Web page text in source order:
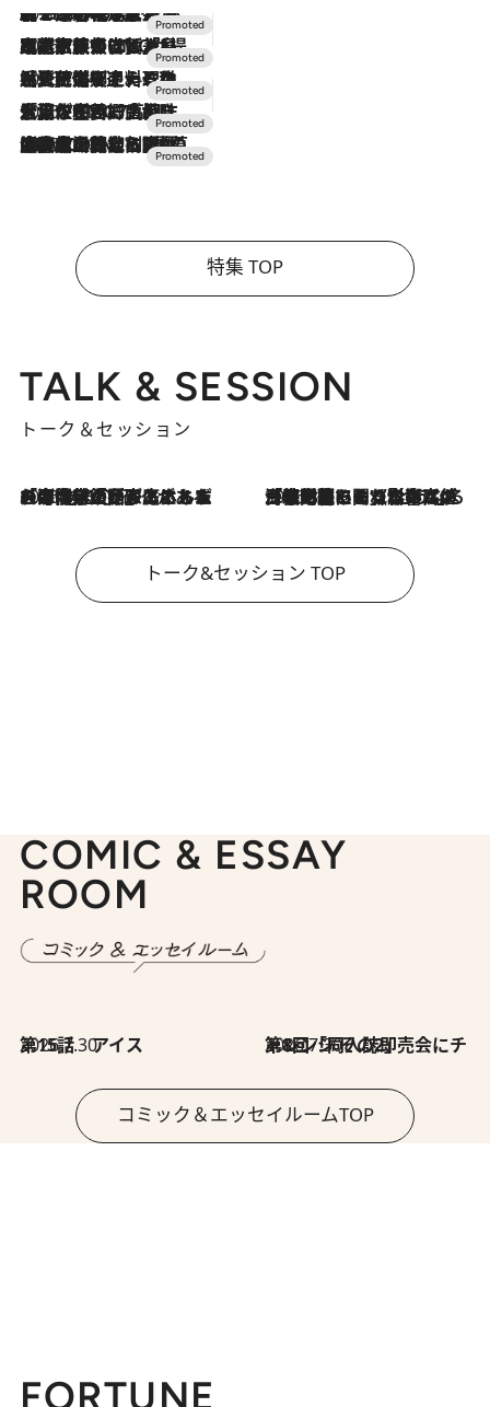
2026.8.7
【トンボの足水浴】ヒノキの香りに包まれて涼感マックス！約13℃の湧水かけ流しを避暑地「星野温泉 トンボの湯」で体験
2026.7.31
【ホテル帰省】という選択肢をOMOが提案。家族とほどよい距離を保つには「昼は実家、夜は気兼ねなくホテルで！」
2026.7.24
【夏限定ディナーコース】旬を迎える稚鮎や花ズッキーニなどをイタリア・トスカーナの郷土料理の手法で満喫！
2026.7.17
「土佐和ハーブかき氷」がOMO7高知に登場！生姜、山椒、大葉など目にも舌にも涼を呼ぶ郷土の味
2026.7.10
NEW OPEN！【界 草津】名湯の地に誕生。趣の異なる2種の温泉と上州ならではの会席・蕎麦割烹など美食を味わう究極の癒やし旅
特集 TOP
TALK & SESSION
トーク＆セッション
2026.8.3
「今後値上げがあるとすれば…」「リスクがあるのは今年の冬」エネルギー専門家が語る、ホルムズ海峡封鎖が家庭にもたらす“ある心配” 2026.8.3
「住宅建てられない…」「サーチャージ料の高値が続いている」ホルムズ海峡封鎖による影響はいつまで続く？《エネルギー専門家に聞く“どうなる日本の暮らし”》
トーク&セッション TOP
COMIC & ESSAY
ROOM
2026.7.30
第15話 アイス 2026.7.30
第8回「同人誌即売会にチャレンジ その2」
コミック＆エッセイルームTOP
FORTUNE